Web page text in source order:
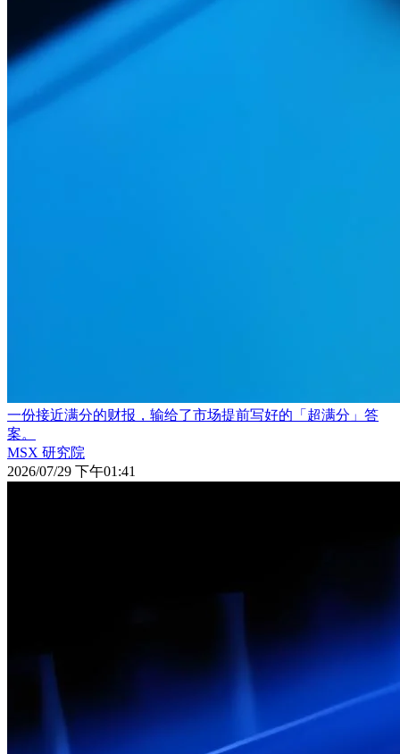
一份接近满分的财报，输给了市场提前写好的「超满分」答
案。
MSX 研究院
2026/07/29 下午01:41